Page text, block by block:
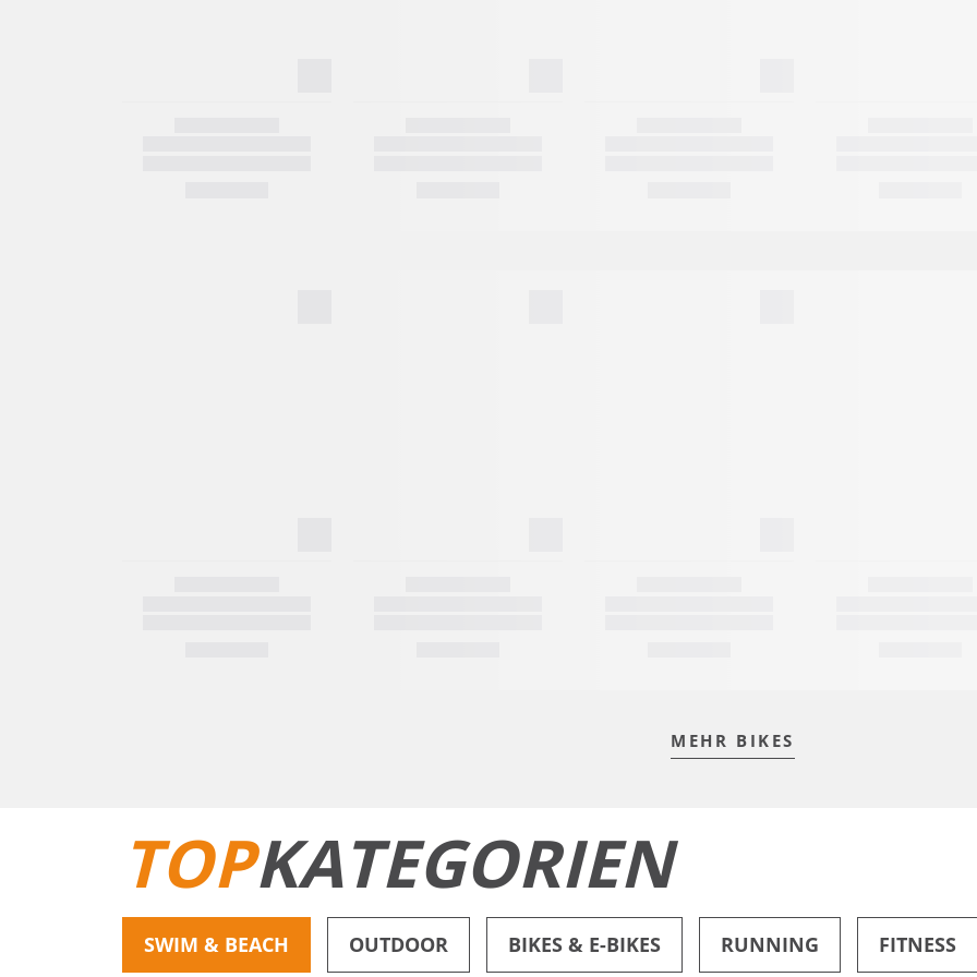
MEHR BIKES
TOPKATEGORIEN
SWIM & BEACH OUTDOOR BIKES & E-BIKES RUNNING FITNESS